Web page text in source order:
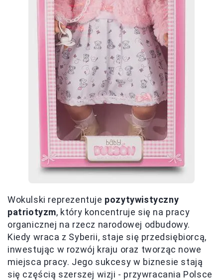
Wokulski reprezentuje pozytywistyczny
patriotyzm, który koncentruje się na pracy
organicznej na rzecz narodowej odbudowy.
Kiedy wraca z Syberii, staje się przedsiębiorcą,
inwestując w rozwój kraju oraz tworząc nowe
miejsca pracy. Jego sukcesy w biznesie stają
się częścią szerszej wizji - przywracania Polsce